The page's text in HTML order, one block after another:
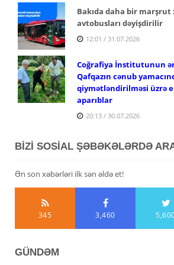
Bakıda daha bir
avtobusları dəyişdirilir
12:01 / 31.07.2026
Coğrafiya İnstitutunun
Qafqazın cənub
qiymətləndirilməsi üzrə
aparıblar
20:13 / 30.07.2026
BİZİ SOSİAL ŞƏBƏKƏLƏRDƏ
Ən son xəbərləri ilk sən əldə et!
345 3,460
GÜNDƏM